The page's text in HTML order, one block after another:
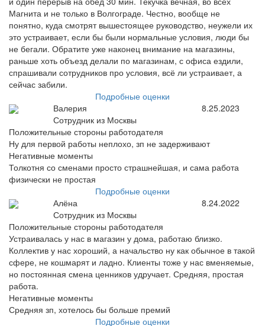
Магнита и не только в Волгограде. Честно, вообще не
понятно, куда смотрят вышестоящее руководство, неужели их
это устраивает, если бы были нормальные условия, люди бы
не бегали. Обратите уже наконец внимание на магазины,
раньше хоть объезд делали по магазинам, с офиса ездили,
спрашивали сотрудников про условия, всё ли устраивает, а
сейчас забили.
Подробные оценки
Валерия
Сотрудник из Москвы
8.25.2023
Положительные стороны работодателя
Ну для первой работы неплохо, зп не задерживают
Негативные моменты
Толкотня со сменами просто страшнейшая, и сама работа
физически не простая
Подробные оценки
Алёна
Сотрудник из Москвы
8.24.2022
Положительные стороны работодателя
Устраивалась у нас в магазин у дома, работаю близко.
Коллектив у нас хороший, а начальство ну как обычное в такой
сфере, не кошмарят и ладно. Клиенты тоже у нас вменяемые,
но постоянная смена ценников удручает. Средняя, простая
работа.
Негативные моменты
Средняя зп, хотелось бы больше премий
Подробные оценки